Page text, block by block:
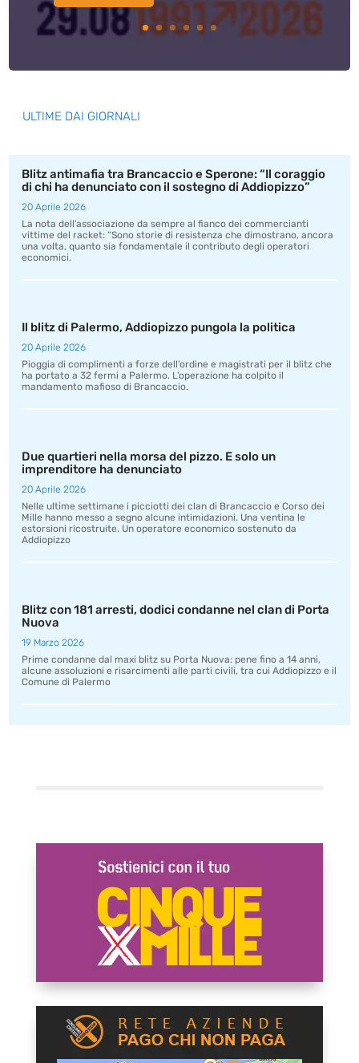
ULTIME DAI GIORNALI
Blitz antimafia tra Brancaccio e Sperone: “Il coraggio
di chi ha denunciato con il sostegno di Addiopizzo”
20 Aprile 2026
La nota dell’associazione da sempre al fianco dei commercianti
vittime del racket: “Sono storie di resistenza che dimostrano, ancora
una volta, quanto sia fondamentale il contributo degli operatori
economici.
Il blitz di Palermo, Addiopizzo pungola la politica
20 Aprile 2026
Pioggia di complimenti a forze dell’ordine e magistrati per il blitz che
ha portato a 32 fermi a Palermo. L’operazione ha colpito il
mandamento mafioso di Brancaccio.
Due quartieri nella morsa del pizzo. E solo un
imprenditore ha denunciato
20 Aprile 2026
Nelle ultime settimane i picciotti dei clan di Brancaccio e Corso dei
Mille hanno messo a segno alcune intimidazioni. Una ventina le
estorsioni ricostruite. Un operatore economico sostenuto da
Addiopizzo
Blitz con 181 arresti, dodici condanne nel clan di Porta
Nuova
19 Marzo 2026
Prime condanne dal maxi blitz su Porta Nuova: pene fino a 14 anni,
alcune assoluzioni e risarcimenti alle parti civili, tra cui Addiopizzo e il
Comune di Palermo